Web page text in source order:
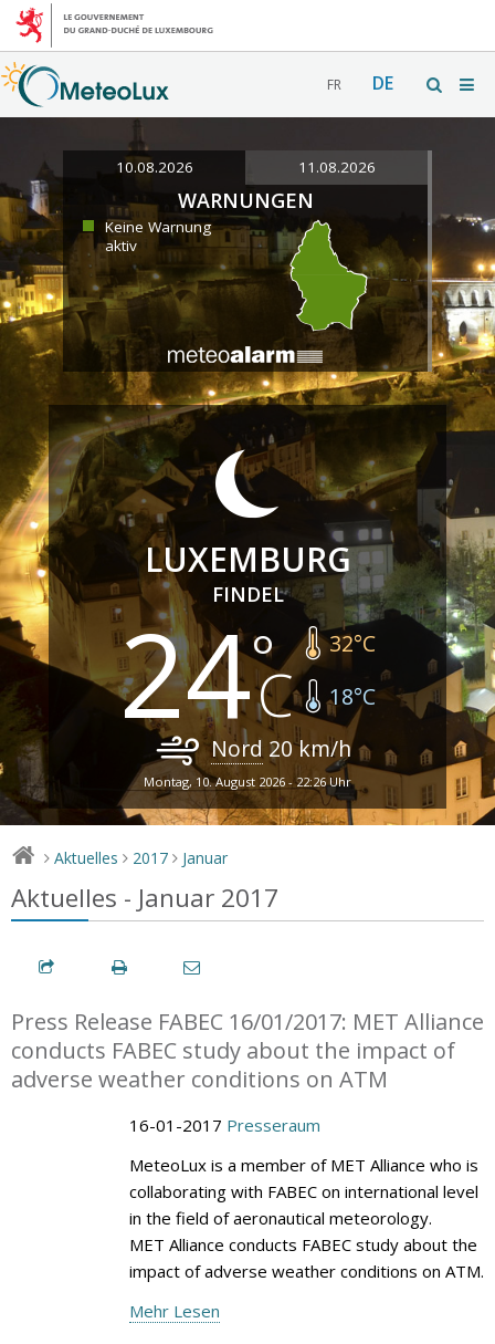
FR DE
10.08.2026 11.08.2026
WARNUNGEN
Keine Warnung
aktiv
LUXEMBURG
FINDEL
24 32°C
18°C
Nord 20km/h
Montag, 10. August 2026 - 22:26 Uhr
> Aktuelles > 2017 > Januar
Aktuelles - Januar 2017
Press Release FABEC 16/01/2017: MET Alliance
conducts FABEC study about the impact of
adverse weather conditions on ATM
16-01-2017 Presseraum
MeteoLux is a member of MET Alliance who is
collaborating with FABEC on international level
in the field of aeronautical meteorology.
MET Alliance conducts FABEC study about the
impact of adverse weather conditions on ATM.
Mehr Lesen